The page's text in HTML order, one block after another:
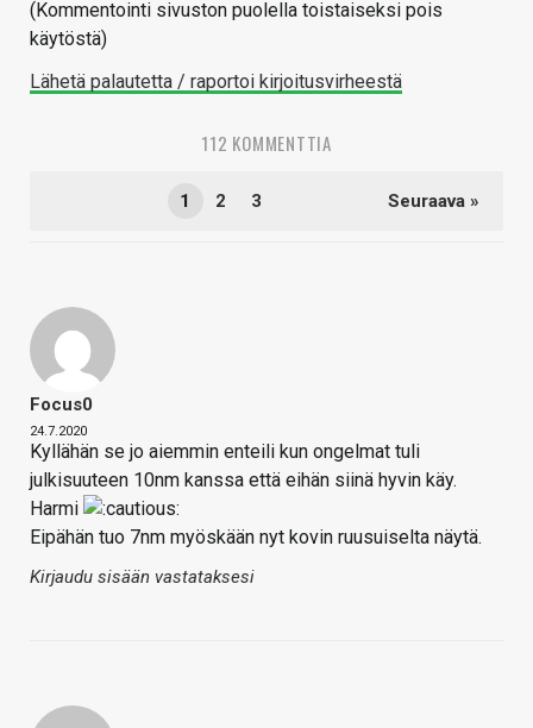
(Kommentointi sivuston puolella toistaiseksi pois
käytöstä)
Lähetä palautetta / raportoi kirjoitusvirheestä
112 KOMMENTTIA
1 2 3 Seuraava »
Focus0
24.7.2020
Kyllähän se jo aiemmin enteili kun ongelmat tuli
julkisuuteen 10nm kanssa että eihän siinä hyvin käy.
Harmi
Eipähän tuo 7nm myöskään nyt kovin ruusuiselta näytä.
Kirjaudu sisään vastataksesi